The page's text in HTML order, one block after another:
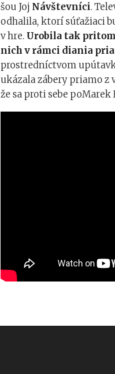
šou Joj Návštevníci.
odhalila, ktorí súťažiaci
v hre. Urobila tak
nich v rámci diania
prostredníctvom
ukázala zábery priamo z
že sa proti sebe